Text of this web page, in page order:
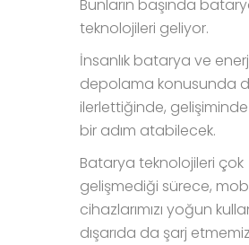
Bunların başında
teknolojileri geliyor.
İnsanlık batarya ve
depolama konusunda
ilerlettiğinde,
bir adım atabilecek.
Batarya teknolojileri çok
gelişmediği sürece,
cihazlarımızı yoğun
dışarıda da şarj